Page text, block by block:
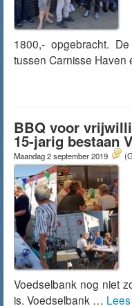
1800,- opgebracht.
tussen Carnisse
BBQ voor
15-jarig bestaan
Maandag 2 september 2019
Voedselbank nog niet
is. Voedselbank …